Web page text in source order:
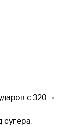
с 320 →
супера,